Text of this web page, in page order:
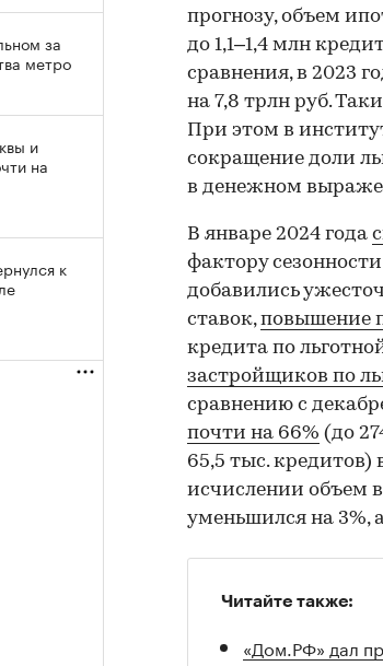
прогнозу, объем
до 1,1–1,4 млн
сравнения, в 2023
на 7,8 трлн руб.
При этом в
сокращение доли
в денежном
В январе 2024 года
фактору
добавились
ставок,повышение
кредита по
застройщиков по
сравнению с
почти на 66% (до
65,5 тыс.
исчислении объем
уменьшился на 3%,
Читайте также:
«Дом.РФ» дал
за
метро
и
на
к